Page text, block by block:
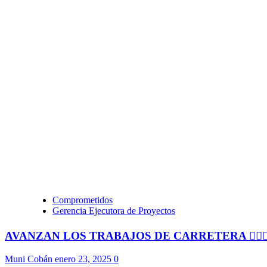
Comprometidos
Gerencia Ejecutora de Proyectos
AVANZAN LOS TRABAJOS DE CARRETERA
Muni Cobán enero 23, 2025 0